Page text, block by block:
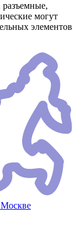
разъемные,
могут
элементов
Москве